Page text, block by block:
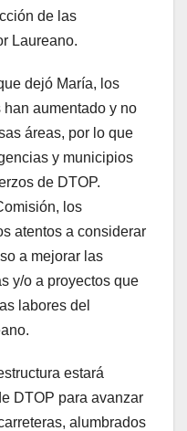
de las
Laureano.
dejó María, los
aumentado y no
áreas, por lo que
y municipios
de DTOP.
los
atentos a considerar
a mejorar las
y/o a proyectos que
labores del
estará
DTOP para avanzar
alumbrados